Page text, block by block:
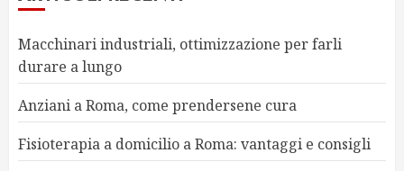
Macchinari industriali, ottimizzazione per farli
durare a lungo
Anziani a Roma, come prendersene cura
Fisioterapia a domicilio a Roma: vantaggi e consigli